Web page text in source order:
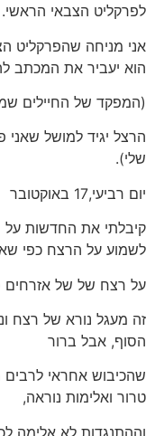
לפרקליט הצבאי הראשי.
אני מניחה שהפרקליט
הוא יעביר את המכתב
(המפקד של החיילים
הרצל יגיד למושל שאני
שלי).
יום רביעי,17 באוקטובר
קיבלתי את החדשות
לשמוע על הרצח כפי
על רצח של של אזרחים
זה מעגל נורא של רצח
הסוף, אבל ברור
שהכיבוש אחראי
טרור ואלימות נוראה,
וההתנגדות לא אלימה